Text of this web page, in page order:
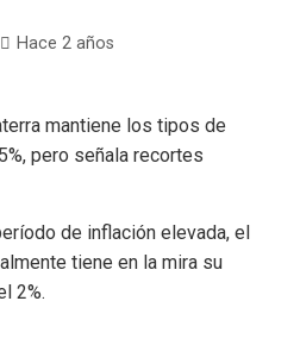
Hace 2 años
de inflación elevada, el
tiene en la mira su
2%.